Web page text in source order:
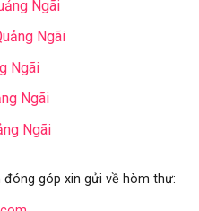
Ngãi
Ngãi
Ngãi
Ngãi
Ngãi
đóng góp xin gửi về hòm thư: